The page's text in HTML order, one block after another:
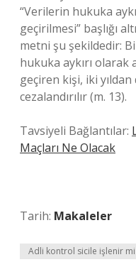
“Verilerin hukuka
geçirilmesi” başlığı
metni şu şekildedir:
hukuka aykırı olarak
geçiren kişi, iki yıldan
cezalandırılır (m. 13).
Tavsiyeli Bağlantılar:
Maçları Ne Olacak
Tarih: Makaleler
Adli kontrol sicile işlenir mi